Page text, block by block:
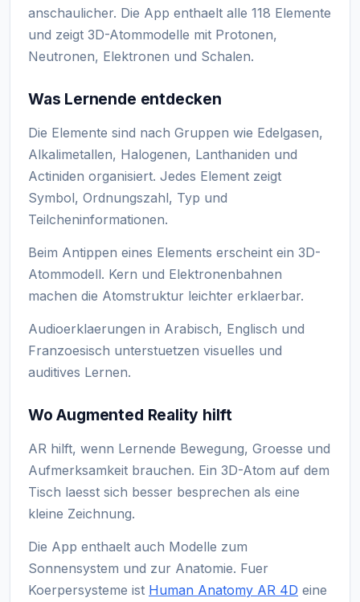
anschaulicher. Die App enthaelt alle 118 Elemente
und zeigt 3D-Atommodelle mit Protonen,
Neutronen, Elektronen und Schalen.
Was Lernende entdecken
Die Elemente sind nach Gruppen wie Edelgasen,
Alkalimetallen, Halogenen, Lanthaniden und
Actiniden organisiert. Jedes Element zeigt
Symbol, Ordnungszahl, Typ und
Teilcheninformationen.
Beim Antippen eines Elements erscheint ein 3D-
Atommodell. Kern und Elektronenbahnen
machen die Atomstruktur leichter erklaerbar.
Audioerklaerungen in Arabisch, Englisch und
Franzoesisch unterstuetzen visuelles und
auditives Lernen.
Wo Augmented Reality hilft
AR hilft, wenn Lernende Bewegung, Groesse und
Aufmerksamkeit brauchen. Ein 3D-Atom auf dem
Tisch laesst sich besser besprechen als eine
kleine Zeichnung.
Die App enthaelt auch Modelle zum
Sonnensystem und zur Anatomie. Fuer
Koerpersysteme ist Human Anatomy AR 4D eine